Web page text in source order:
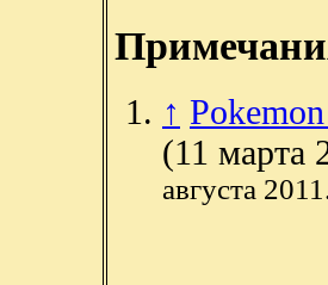
↑
(11 марта
августа